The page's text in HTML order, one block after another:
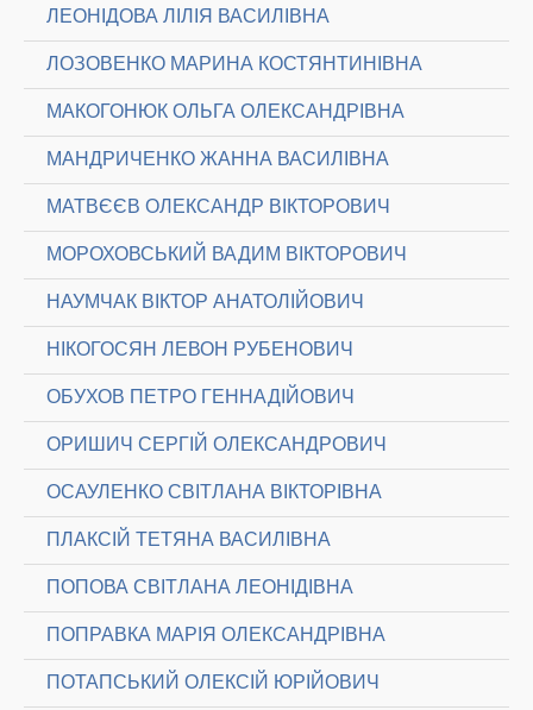
ЛЕОНІДОВА ЛІЛІЯ ВАСИЛІВНА
ЛОЗОВЕНКО МАРИНА КОСТЯНТИНІВНА
МАКОГОНЮК ОЛЬГА ОЛЕКСАНДРІВНА
МАНДРИЧЕНКО ЖАННА ВАСИЛІВНА
МАТВЄЄВ ОЛЕКСАНДР ВІКТОРОВИЧ
МОРОХОВСЬКИЙ ВАДИМ ВІКТОРОВИЧ
НАУМЧАК ВІКТОР АНАТОЛІЙОВИЧ
НІКОГОСЯН ЛЕВОН РУБЕНОВИЧ
ОБУХОВ ПЕТРО ГЕННАДІЙОВИЧ
ОРИШИЧ СЕРГІЙ ОЛЕКСАНДРОВИЧ
ОСАУЛЕНКО СВІТЛАНА ВІКТОРІВНА
ПЛАКСІЙ ТЕТЯНА ВАСИЛІВНА
ПОПОВА СВІТЛАНА ЛЕОНІДІВНА
ПОПРАВКА МАРІЯ ОЛЕКСАНДРІВНА
ПОТАПСЬКИЙ ОЛЕКСІЙ ЮРІЙОВИЧ